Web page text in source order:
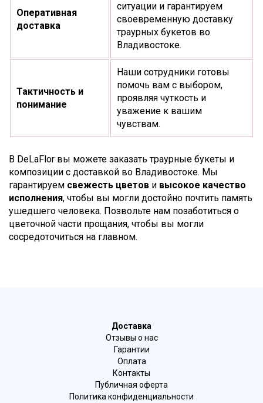
Оперативная
доставка
ситуации и гарантируем
своевременную доставку
траурных букетов во
Владивостоке.
Тактичность и
понимание
Наши сотрудники готовы
помочь вам с выбором,
проявляя чуткость и
уважение к вашим
чувствам.
В DeLaFlor вы можете заказать траурные букеты и
композиции с доставкой во Владивостоке. Мы
гарантируем свежесть цветов и высокое качество
исполнения, чтобы вы могли достойно почтить память
ушедшего человека. Позвольте нам позаботиться о
цветочной части прощания, чтобы вы могли
сосредоточиться на главном.
Доставка
Отзывы о нас
Гарантии
Оплата
Контакты
Публичная оферта
Политика конфиденциальности